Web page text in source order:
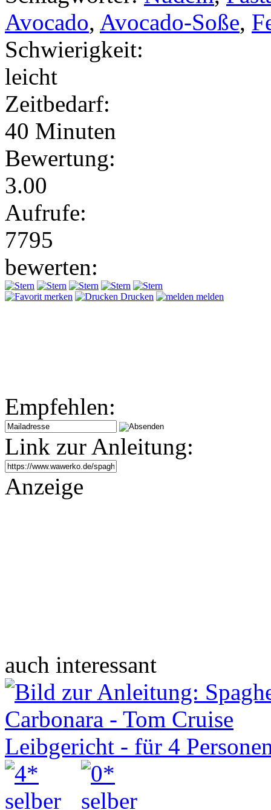
Avocado, Avocado-Soße,
Schwierigkeit:
leicht
Zeitbedarf:
40 Minuten
Bewertung:
3.00
Aufrufe:
7795
bewerten:
merken Drucken melden
Empfehlen:
Link zur Anleitung:
Anzeige
auch interessant